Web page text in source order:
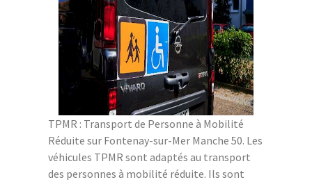
TPMR : Transport de Personne à Mobilité
Réduite sur Fontenay-sur-Mer Manche 50. Les
véhicules TPMR sont adaptés au transport
des personnes à mobilité réduite. Ils sont